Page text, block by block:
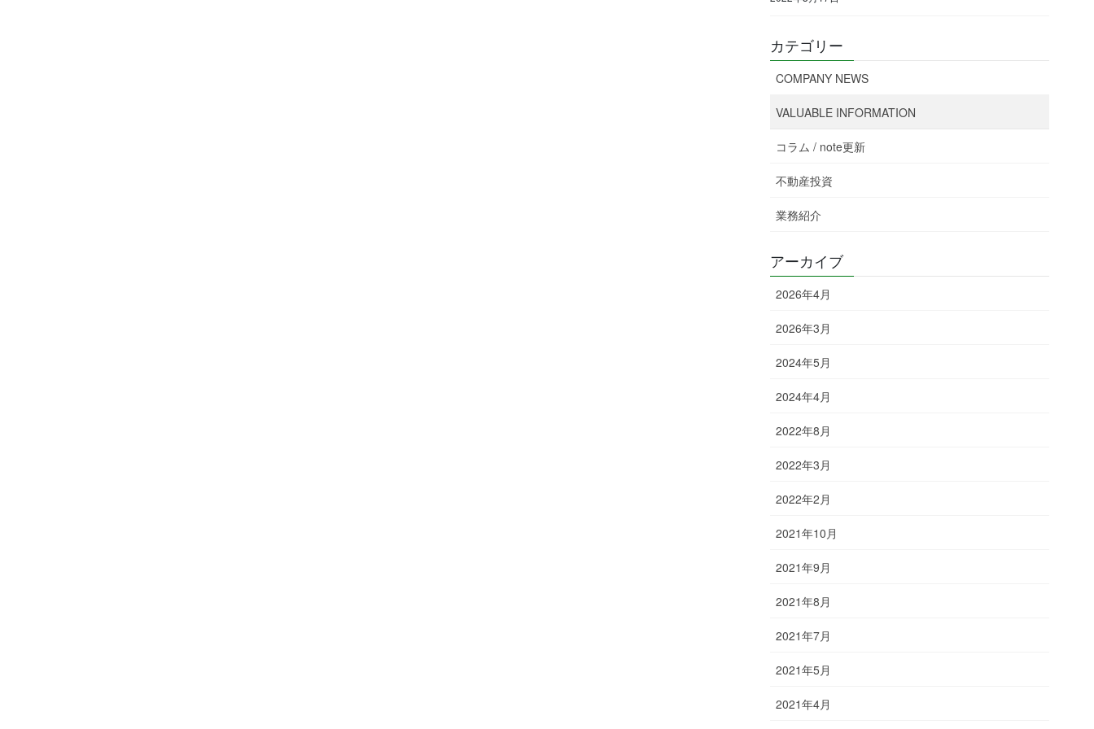
カテゴリー
COMPANY NEWS
VALUABLE INFORMATION
コラム / note更新
不動産投資
業務紹介
アーカイブ
2026年4月
2026年3月
2024年5月
2024年4月
2022年8月
2022年3月
2022年2月
2021年10月
2021年9月
2021年8月
2021年7月
2021年5月
2021年4月